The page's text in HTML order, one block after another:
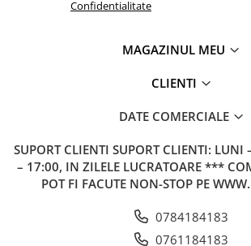
Confidentialitate
MAGAZINUL MEU
CLIENTI
DATE COMERCIALE
SUPORT CLIENTI SUPORT CLIENTI: LUNI
– 17:00, IN ZILELE LUCRATOARE ***
POT FI FACUTE NON-STOP PE
0784184183
0761184183